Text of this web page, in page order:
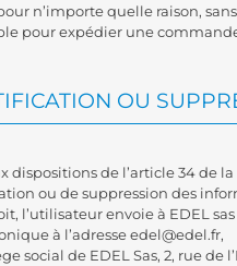
n’importe quelle raison,
pour expédier une
OU
dispositions de l’article 34 de
ou de suppression des
l’utilisateur envoie à EDEL sas
à l’adresse edel@edel.fr,
social de EDEL Sas, 2, rue de